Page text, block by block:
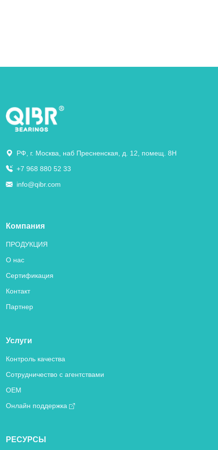
РФ, г. Москва, наб Пресненская, д. 12, помещ. 8Н
+7 968 880 52 33
info@qibr.com
Компания
ПРОДУКЦИЯ
О нас
Сертификация
Контакт
Партнер
Услуги
Контроль качества
Сотрудничество с агентствами
OEM
Онлайн поддержка
РЕСУРСЫ